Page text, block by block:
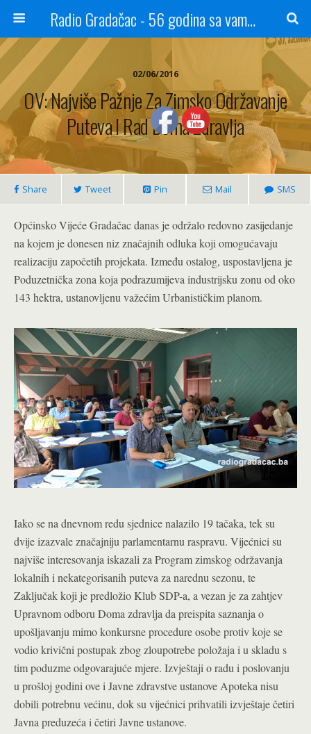
Radio Gradačac - 56 godina sa vama...
02/06/2016
OV: Najviše Pažnje Za Zimsko Održavanje
Puteva I Rad Doma Zdravlja
Share Tweet Pin Mail SMS
Općinsko Vijeće Gradačac danas je održalo redovno zasijedanje
na kojem je donesen niz značajnih odluka koji omogućavaju
realizaciju započetih projekata. Između ostalog, uspostavljena je
Poduzetnička zona koja podrazumijeva industrijsku zonu od oko
143 hektra, ustanovljenu važećim Urbanističkim planom.
Iako se na dnevnom redu sjednice nalazilo 19 tačaka, tek su
dvije izazvale značajniju parlamentarnu raspravu. Vijećnici su
najviše interesovanja iskazali za Program zimskog održavanja
lokalnih i nekategorisanih puteva za narednu sezonu, te
Zaključak koji je predložio Klub SDP-a, a vezan je za zahtjev
Upravnom odboru Doma zdravlja da preispita saznanja o
upošljavanju mimo konkursne procedure osobe protiv koje se
vodio krivični postupak zbog zloupotrebe položaja i u skladu s
tim poduzme odgovarajuće mjere. Izvještaji o radu i poslovanju
u prošloj godini ove i Javne zdravstve ustanove Apoteka nisu
dobili potrebnu većinu, dok su vijećnici prihvatili izvještaje četiri
Javna preduzeća i četiri Javne ustanove.